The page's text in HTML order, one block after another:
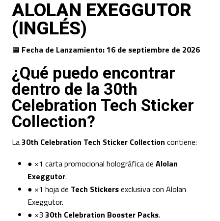
ALOLAN EXEGGUTOR
(INGLÉS)
📅 Fecha de Lanzamiento:16 de septiembre de 2026
¿Qué puedo encontrar
dentro de la 30th
Celebration Tech Sticker
Collection?
La30th Celebration Tech Sticker Collection contiene:
● ×1 carta promocional holográfica de Alolan
Exeggutor.
● ×1 hoja de Tech Stickersexclusiva con Alolan
Exeggutor.
● ×3 30th Celebration Booster Packs.